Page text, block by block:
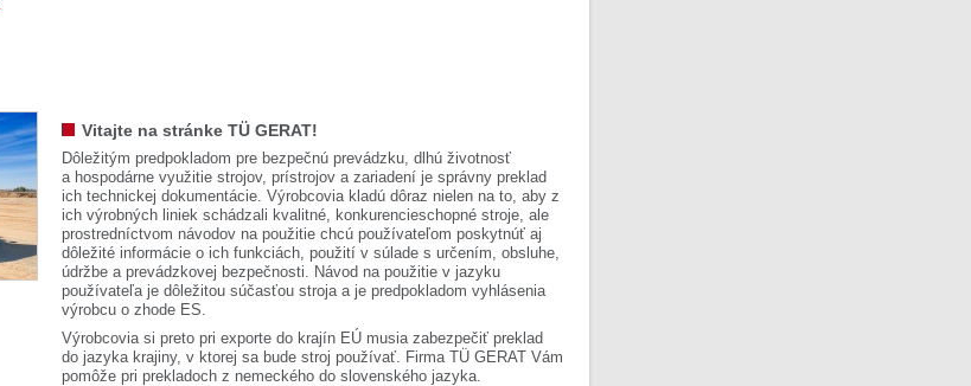
Vitajte na stránke TÜ GERAT!
Dôležitým predpokladom pre bezpečnú prevádzku, dlhú životnosť
a hospodárne využitie strojov, prístrojov a zariadení je správny preklad
ich technickej dokumentácie. Výrobcovia kladú dôraz nielen na to, aby z
ich výrobných liniek schádzali kvalitné, konkurencieschopné stroje, ale
prostredníctvom návodov na použitie chcú používateľom poskytnúť aj
dôležité informácie o ich funkciách, použití v súlade s určením, obsluhe,
údržbe a prevádzkovej bezpečnosti. Návod na použitie v jazyku
používateľa je dôležitou súčasťou stroja a je predpokladom vyhlásenia
výrobcu o zhode ES.
Výrobcovia si preto pri exporte do krajín EÚ musia zabezpečiť preklad
do jazyka krajiny, v ktorej sa bude stroj používať. Firma TÜ GERAT Vám
pomôže pri prekladoch z nemeckého do slovenského jazyka.